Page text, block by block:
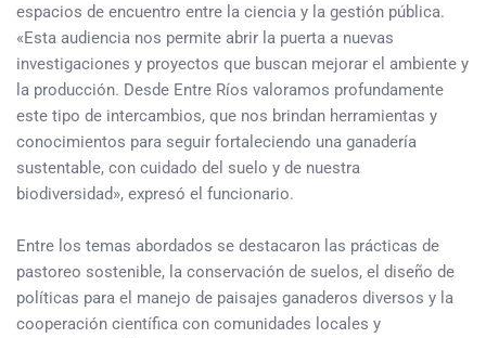
espacios de encuentro entre la ciencia y la gestión pública.
«Esta audiencia nos permite abrir la puerta a nuevas
investigaciones y proyectos que buscan mejorar el ambiente y
la producción. Desde Entre Ríos valoramos profundamente
este tipo de intercambios, que nos brindan herramientas y
conocimientos para seguir fortaleciendo una ganadería
sustentable, con cuidado del suelo y de nuestra
biodiversidad», expresó el funcionario.
Entre los temas abordados se destacaron las prácticas de
pastoreo sostenible, la conservación de suelos, el diseño de
políticas para el manejo de paisajes ganaderos diversos y la
cooperación científica con comunidades locales y